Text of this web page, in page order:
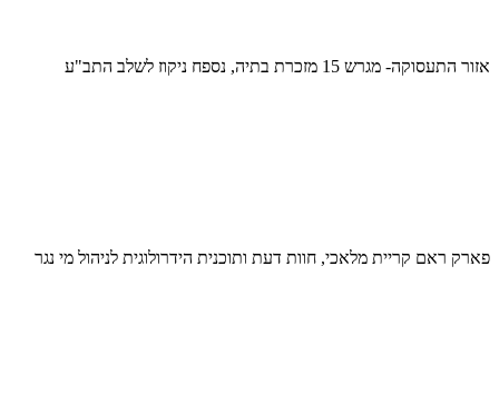
אזור התעסוקה- מגרש 15 מזכרת בתיה, נספח ניקוז לשלב התב"ע
פארק ראם קריית מלאכי, חוות דעת ותוכנית הידרולוגית לניהול מי נגר